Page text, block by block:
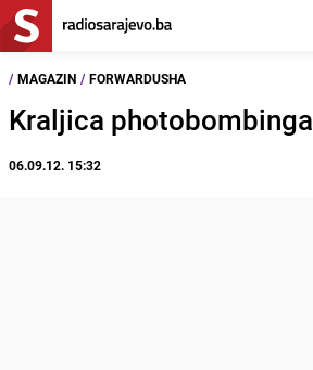
/ MAGAZIN / FORWARDUSHA
Kraljica photobombinga
06.09.12. 15:32